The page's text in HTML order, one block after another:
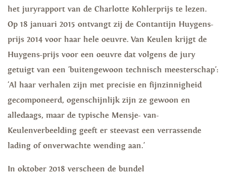
het juryrapport van de Charlotte Kohlerprijs te lezen.
Op 18 januari 2015 ontvangt zij de Contantijn Huygens-
prijs 2014 voor haar hele oeuvre. Van Keulen krijgt de
Huygens-prijs voor een oeuvre dat volgens de jury
getuigt van een 'buitengewoon technisch meesterschap':
'Al haar verhalen zijn met precisie en fijnzinnigheid
gecomponeerd, ogenschijnlijk zijn ze gewoon en
alledaags, maar de typische Mensje- van-
Keulenverbeelding geeft er steevast een verrassende
lading of onverwachte wending aan.'
In oktober 2018 verscheen de bundel